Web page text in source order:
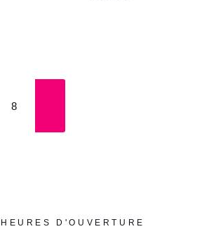
8
HEURES D'OUVERTURE